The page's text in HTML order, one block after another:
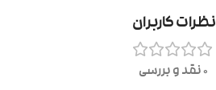
نظرات کاربران
0 نقد و بررسی